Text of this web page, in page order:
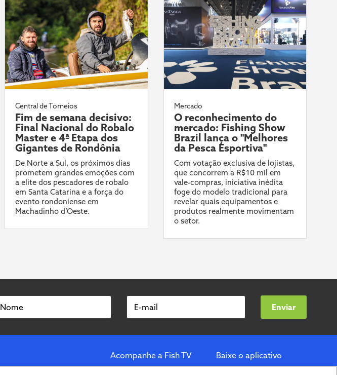
Central de Torneios
Fim de semana decisivo:
Final Nacional do Robalo
Master e 4ª Etapa dos
Gigantes de Rondônia
De Norte a Sul, os próximos dias
prometem grandes emoções com
a elite dos pescadores de robalo
em Santa Catarina e a força do
evento rondoniense em
Machadinho d’Oeste.
Mercado
O reconhecimento do
mercado: Fishing Show
Brazil lança o "Melhores
da Pesca Esportiva"
Com votação exclusiva de lojistas,
que concorrem a R$10 mil em
vale-compras, iniciativa inédita
foge do modelo tradicional para
revelar quais equipamentos e
produtos realmente movimentam
o setor.
Nome E-mail Enviar
Acompanhe a Fish TV Baixe o aplicativo